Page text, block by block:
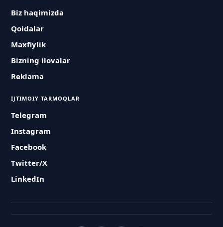
Biz haqimizda
Qoidalar
Maxfiylik
Bizning ilovalar
Reklama
IJTIMOIY TARMOQLAR
Telegram
Instagram
Facebook
Twitter/X
LinkedIn